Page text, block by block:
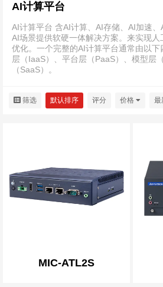
AI计算平台
AI计算平台 含AI计算、AI存储、AI加速
AI场景提供软硬一体解决方案。来实现
优化。一个完整的AI计算平台通常由以
层（IaaS）、平台层（PaaS）、模型层
（SaaS）。
筛选 默认排序 评分 价格 最
MIC-ATL2S